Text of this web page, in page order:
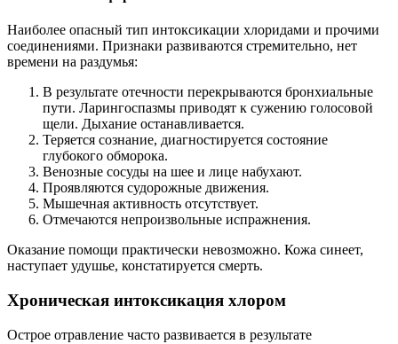
Наиболее опасный тип интоксикации хлоридами и прочими
соединениями. Признаки развиваются стремительно, нет
времени на раздумья:
В результате отечности перекрываются бронхиальные
пути. Ларингоспазмы приводят к сужению голосовой
щели. Дыхание останавливается.
Теряется сознание, диагностируется состояние
глубокого обморока.
Венозные сосуды на шее и лице набухают.
Проявляются судорожные движения.
Мышечная активность отсутствует.
Отмечаются непроизвольные испражнения.
Оказание помощи практически невозможно. Кожа синеет,
наступает удушье, констатируется смерть.
Хроническая интоксикация хлором
Острое отравление часто развивается в результате